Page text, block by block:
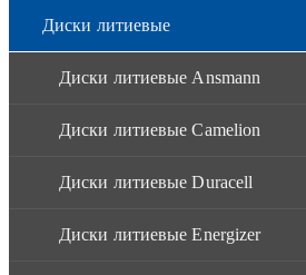
Диски литиевые
Диски литиевые Ansmann
Диски литиевые Camelion
Диски литиевые Duracell
Диски литиевые Energizer